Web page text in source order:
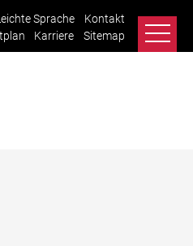
Sprache
Kontakt
Karriere Sitemap